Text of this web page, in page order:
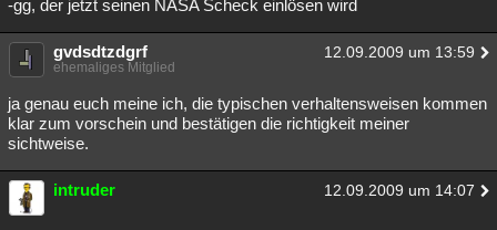
-gg, der jetzt seinen NASA Scheck einlösen wird
gvdsdtzdgrf 12.09.2009 um 13:59
ehemaliges Mitglied
ja genau euch meine ich, die typischen verhaltensweisen kommen
klar zum vorschein und bestätigen die richtigkeit meiner
sichtweise.
intruder 12.09.2009 um 14:07